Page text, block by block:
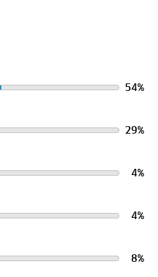
54%
29%
4%
4%
8%